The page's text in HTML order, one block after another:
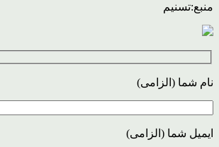
منبع:تسنیم
نام شما (الزامی)
ایمیل شما (الزامی)